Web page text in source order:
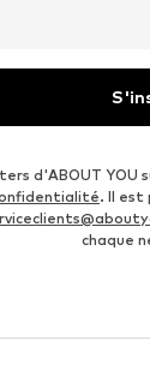
d'ABOUT YOU
. Il est
chaque